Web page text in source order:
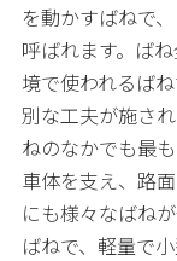
を動かすばねで
呼ばれます。ば
境で使われるば
別な工夫が施さ
ねのなかでも最
車体を支え、路
にも様々なばね
ばねで、軽量で